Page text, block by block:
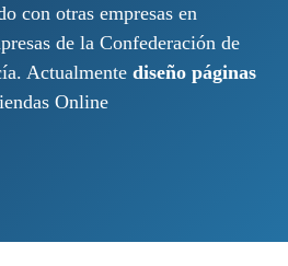
con otras empresas en
de la Confederación de
Actualmente diseño páginas
Online